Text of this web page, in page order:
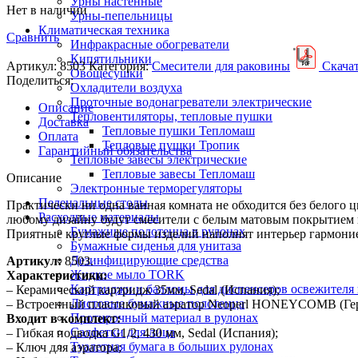
Урны-пепельницы
Климатическая техника
Инфракрасные обогреватели
Кипятильники
Овощесушки
Охладители воздуха
Проточные водонагреватели электрические
Тепловентиляторы, тепловые пушки
Тепловые пушки Тепломаш
Тепловые пушки Тропик
Тепловые завесы электрические
Тепловые завесы Тепломаш
Электронные терморегуляторы
Пеленальные столы
Расходные материалы
Бумажные полотенца в рулонах
Бумажные сиденья для унитаза
Дезинфицирующие средства
Жидкое мыло TORK
Картриджи и баллоны для диспенсеров освежителя
Листовые бумажные полотенца
Протирочный материал в рулонах
Салфетки для лица
Туалетная бумага в больших рулонах
Нет в наличии
Сравнить
Артикул:8503Категория: Смесители для раковины
Поделиться:
Описание
Доставка
Оплата
Гарантийный обязательства
Описание
Практически ни одна ванная комната не обходится без
любому дизайну будут смесители с белым матовым покрытием
Приятные круглые формы изделий наполнят интерьер
Артикул:8503.
Характеристики:
– Керамический картридж 35мм, Sedal (Испания);
– Встроенный пластиковый аэратор Neoperl HONEYCOMB
Входит в комплект:
– Гибкая подводка G1/2, 430 мм, Sedal (Испания);
– Ключ для аэратора;